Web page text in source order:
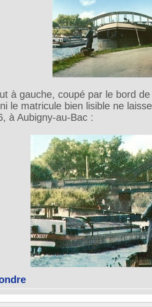
à gauche, coupé par le bord
le matricule bien lisible ne
à Aubigny-au-Bac :